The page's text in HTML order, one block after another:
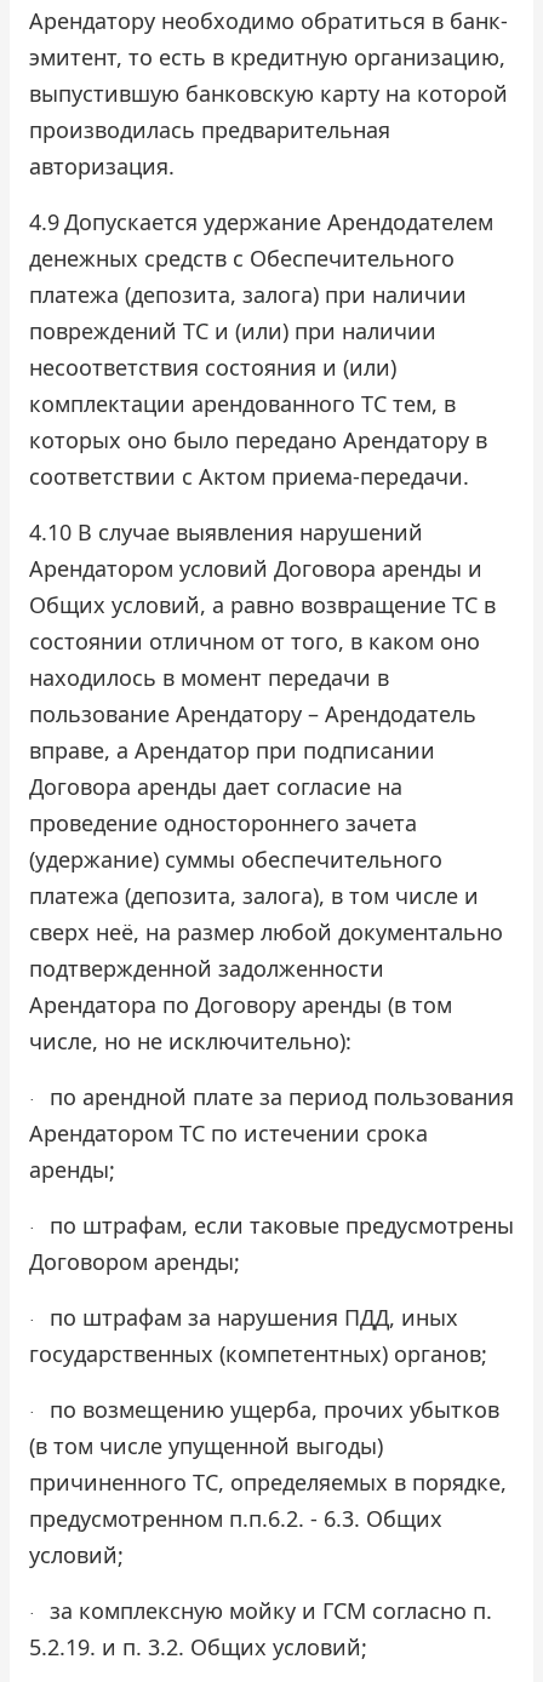
Арендатору необходимо обратиться в банк-
эмитент, то есть в кредитную организацию,
выпустившую банковскую карту на которой
производилась предварительная
авторизация.
4.9Допускается удержание Арендодателем
денежных средств с Обеспечительного
платежа (депозита, залога) при наличии
повреждений ТС и (или) при наличии
несоответствия состояния и (или)
комплектации арендованного ТС тем, в
которых оно было передано Арендатору в
соответствии с Актом приема-передачи.
4.10 В случае выявления нарушений
Арендатором условий Договора аренды и
Общих условий, а равно возвращение ТС в
состоянии отличном от того, в каком оно
находилось в момент передачи в
пользование Арендатору – Арендодатель
вправе, а Арендатор при подписании
Договора аренды дает согласие на
проведение одностороннего зачета
(удержание) суммы обеспечительного
платежа (депозита, залога), в том числе и
сверх неё, на размер любой документально
подтвержденной задолженности
Арендатора по Договору аренды (в том
числе, но не исключительно):
·
по арендной плате за период пользования
Арендатором ТС по истечении срока
аренды;
·
по штрафам, если таковые предусмотрены
Договором аренды;
·
по штрафам за нарушения ПДД, иных
государственных (компетентных) органов;
·
по возмещению ущерба, прочих убытков
(в том числе упущенной выгоды)
причиненного ТС, определяемых в порядке,
предусмотренном п.п.6.2. - 6.3. Общих
условий;
·
за комплексную мойку и ГСМ согласно п.
5.2.19. и п. 3.2. Общих условий;